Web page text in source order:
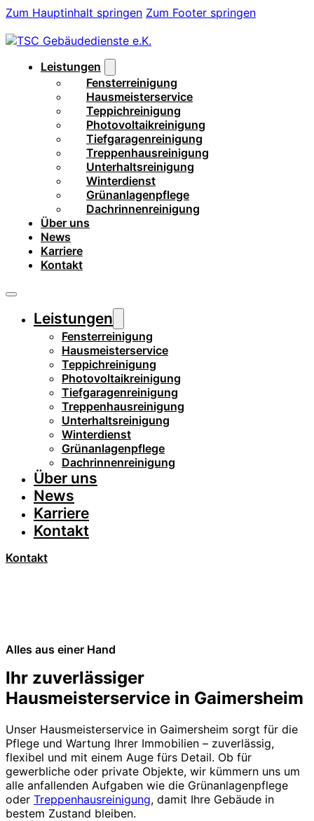
Zum Hauptinhalt springen Zum Footer springen
Leistungen
Fensterreinigung
Hausmeisterservice
Teppichreinigung
Photovoltaikreinigung
Tiefgaragenreinigung
Treppenhausreinigung
Unterhaltsreinigung
Winterdienst
Grünanlagenpflege
Dachrinnenreinigung
Über uns
News
Karriere
Kontakt
Leistungen
Fensterreinigung
Hausmeisterservice
Teppichreinigung
Photovoltaikreinigung
Tiefgaragenreinigung
Treppenhausreinigung
Unterhaltsreinigung
Winterdienst
Grünanlagenpflege
Dachrinnenreinigung
Über uns
News
Karriere
Kontakt
Kontakt
Alles aus einer Hand
Ihr zuverlässiger
Hausmeisterservice in Gaimersheim
Unser Hausmeisterservice in Gaimersheim sorgt für die
Pflege und Wartung Ihrer Immobilien – zuverlässig,
flexibel und mit einem Auge fürs Detail. Ob für
gewerbliche oder private Objekte, wir kümmern uns um
alle anfallenden Aufgaben wie die Grünanlagenpflege
oder Treppenhausreinigung, damit Ihre Gebäude in
bestem Zustand bleiben.